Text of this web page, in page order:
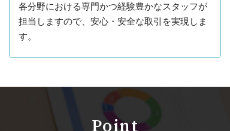
各分野における専門かつ経験豊かなスタッフが
担当しますので、安心・安全な取引を実現しま
す。
Point